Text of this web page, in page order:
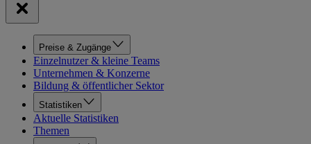
Preise & Zugänge
Einzelnutzer & kleine Teams
Unternehmen & Konzerne
Bildung & öffentlicher Sektor
Statistiken
Aktuelle Statistiken
Themen